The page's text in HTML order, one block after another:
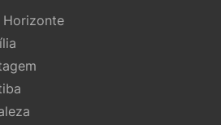
Horizonte